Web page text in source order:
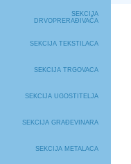
SEKCIJA
DRVOPRERAĐIVAČA
SEKCIJA TEKSTILACA
SEKCIJA TRGOVACA
SEKCIJA UGOSTITELJA
SEKCIJA GRAĐEVINARA
SEKCIJA METALACA